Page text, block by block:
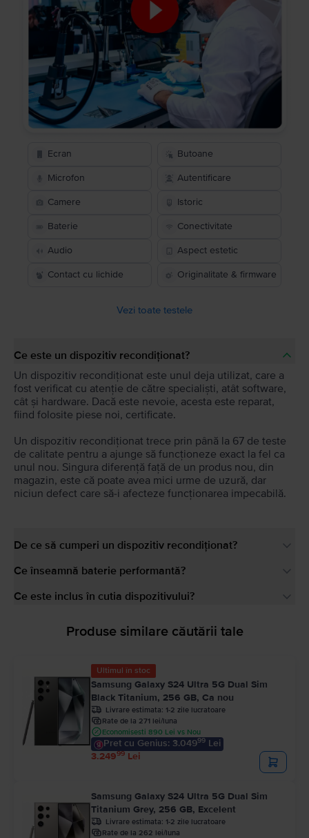
Ecran Butoane
Microfon Autentificare
Camere Istoric
Baterie Conectivitate
Audio Aspect estetic
Contact cu lichide Originalitate & firmware
Vezi toate testele
Ce este un dispozitiv recondiționat?
Un dispozitiv recondiționat este unul deja utilizat, care a
fost verificat cu atenție de către specialiști, atât software,
cât și hardware. Dacă este nevoie, acesta este reparat,
fiind folosite piese noi, certificate.
Un dispozitiv recondiționat trece prin până la 67 de teste
de calitate pentru a ajunge să funcționeze exact la fel ca
unul nou. Singura diferență față de un produs nou, din
magazin, este că poate avea mici urme de uzură, dar
niciun defect care să-i afecteze funcționarea impecabilă.
De ce să cumperi un dispozitiv recondiționat?
Ce înseamnă baterie performantă?
Ce este inclus în cutia dispozitivului?
Produse similare căutării tale
Ultimul în stoc
Samsung Galaxy S24 Ultra 5G Dual Sim
Black Titanium, 256 GB, Ca nou
Livrare estimata: 1-2 zile lucratoare
Rate de la 271 lei/luna
Economisesti 890 Lei vs Nou
Pret cu Genius: 3.04999 Lei
3.24999 Lei
Samsung Galaxy S24 Ultra 5G Dual Sim
Titanium Grey, 256 GB, Excelent
Livrare estimata: 1-2 zile lucratoare
Rate de la 262 lei/luna